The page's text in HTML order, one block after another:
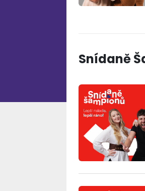
Snídaně